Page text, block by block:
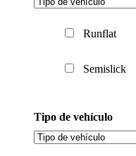
Runflat
Semislick
Tipo de vehículo